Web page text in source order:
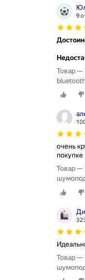
9
Товар —
bluetooth
очень
покупке
Товар —
Товар —